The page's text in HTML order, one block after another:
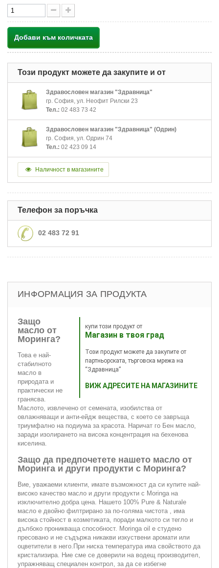
Добави към количката
Този продукт можете да закупите и от
Здравословен магазин "Здравница"
гр. София, ул. Неофит Рилски 23
Тел.: 02 483 73 42
Здравословен магазин "Здравница" (Одрин)
гр. София, ул. Одрин 74
Тел.: 02 423 09 14
Наличност в магазините
Телефон за поръчка
02 483 72 91
ИНФОРМАЦИЯ ЗА ПРОДУКТА
купи този продукт от
Магазин в твоя град
Този продукт можете да закупите от
партньорската, търговска мрежа на
“Здравница”
ВИЖ АДРЕСИТЕ НА МАГАЗИНИТЕ
Защо
масло от
Моринга?
Това е най-
стабилното
масло в
природата и
практически не
гранясва.
Маслото, извлечено от семената, изобилства от
овлажняващи и анти-ейдж вещества, с което се завръща
триумфално на подиума за красота. Наричат го Бен масло,
заради изолирането на висока концентрация на бехенова
киселина.
Защо да предпочетете нашето масло от
Моринга и други продукти с Моринга?
Вие, уважаеми клиенти, имате възможност да си купите най-
високо качество масло и други продукти с Moringa на
изключително добра цена. Нашето 100% Pure & Naturale
масло е двойно филтрирано за по-голяма чистота , има
висока стойност в козметиката, поради малкото си тегло и
дълбоко проникваща способност. Moringa oil е студено
пресовано и не съдържа никакви изкуствени аромати или
оцветители в него.При ниска температура има свойството да
кристализира. Ние сме се доверили на водещ производител,
упражняващ специален контрол, за да се избегне